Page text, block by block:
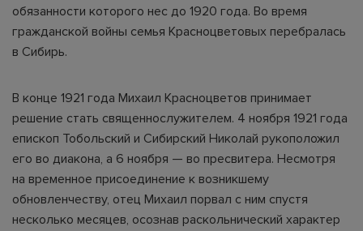
обязанности которого нес до 1920 года. Во время
гражданской войны семья Красноцветовых перебралась
в Сибирь.
В конце 1921 года Михаил Красноцветов принимает
решение стать священнослужителем. 4 ноября 1921 года
епископ Тобольский и Сибирский Николай рукоположил
его во диакона, а 6 ноября — во пресвитера. Несмотря
на временное присоединение к возникшему
обновленчеству, отец Михаил порвал с ним спустя
несколько месяцев, осознав раскольнический характер